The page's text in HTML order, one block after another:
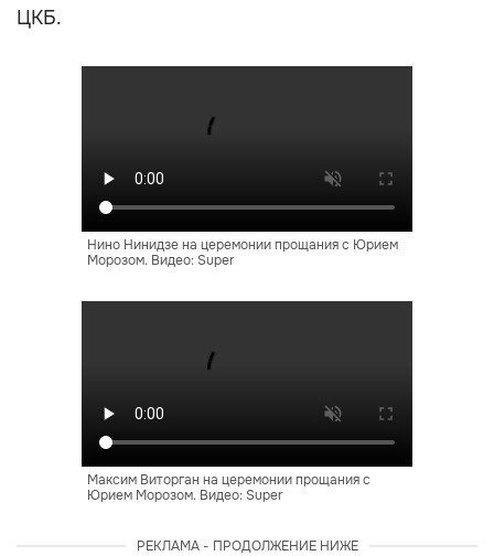
ЦКБ.
Нино Нинидзе на церемонии прощания с Юрием
Морозом. Видео: Super
Максим Виторган на церемонии прощания с
Юрием Морозом. Видео: Super
РЕКЛАМА - ПРОДОЛЖЕНИЕ НИЖЕ